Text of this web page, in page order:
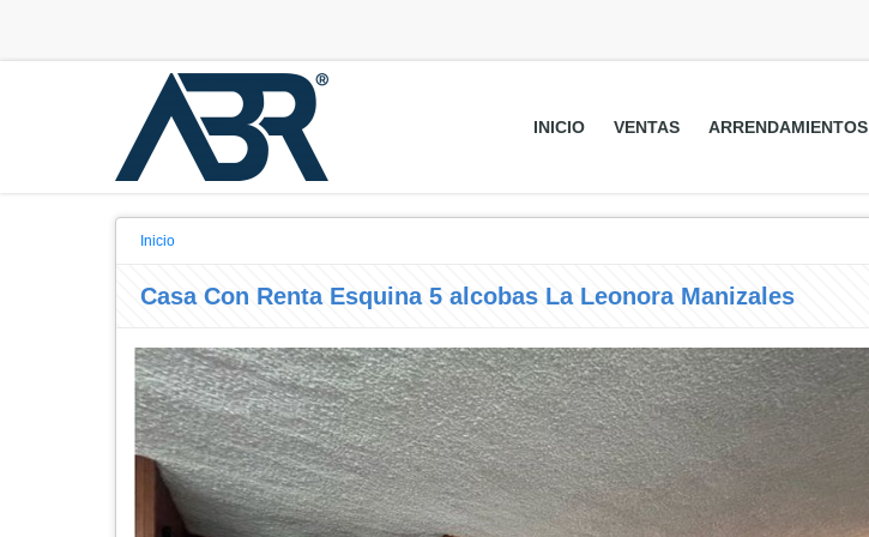
INICIO VENTAS ARRENDAMIENTOS
Inicio
Casa Con Renta Esquina 5 alcobas La Leonora Manizales